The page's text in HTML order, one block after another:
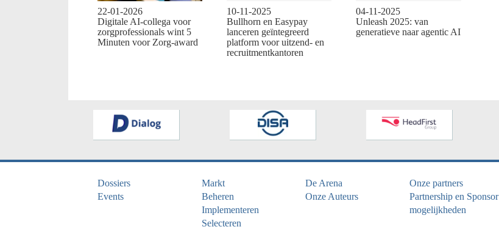
22-01-2026
Digitale AI-collega voor
zorgprofessionals wint 5
Minuten voor Zorg-award
10-11-2025
Bullhorn en Easypay
lanceren geïntegreerd
platform voor uitzend- en
recruitmentkantoren
04-11-2025
Unleash 2025: van
generatieve naar agentic AI
Dossiers
Events
Markt
Beheren
Implementeren
Selecteren
De Arena
Onze Auteurs
Onze partners
Partnership en Sponsor
mogelijkheden